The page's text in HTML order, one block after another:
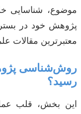
موضوع، شناسایی
پژوهش خود در
معتبرترین مقالات
روش‌شناسی
رسید؟
این بخش، قلب